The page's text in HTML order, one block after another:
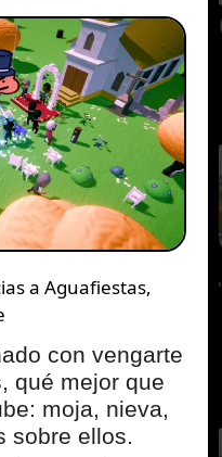
a Aguafiestas,
con vengarte
qué mejor que
moja, nieva,
sobre ellos.